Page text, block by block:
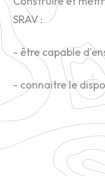
SRAV :
- être capable
- connaitre le